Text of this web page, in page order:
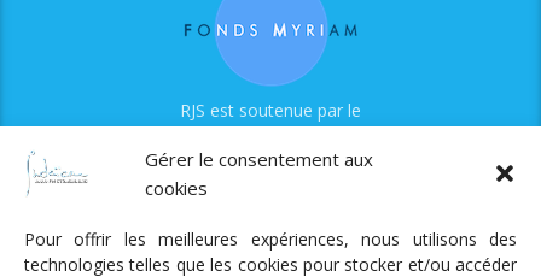
Gérer le consentement aux
cookies
Pour offrir les meilleures expériences, nous utilisons des
technologies telles que les cookies pour stocker et/ou accéder
RJS est soutenue par le